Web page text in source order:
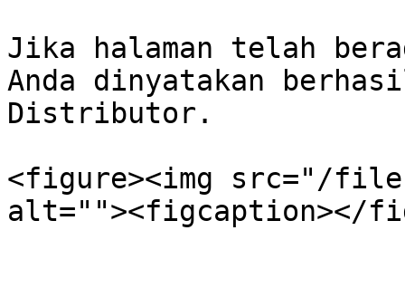
Jika halaman telah
Anda dinyatakan
Distributor.
<figure><img src="/files/